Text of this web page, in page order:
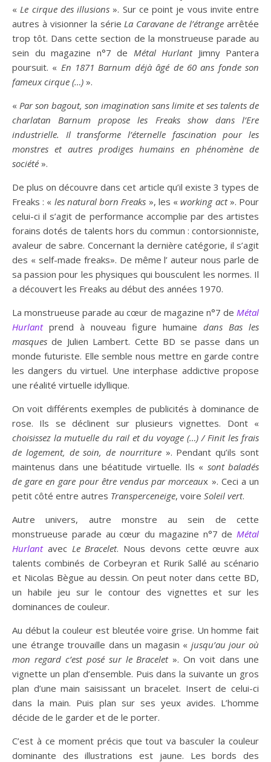
«Le cirque des illusions ». Sur ce point je vous invite entre
autres à visionner la sérieLa Caravane de l’étrange arrêtée
trop tôt. Dans cette section de la monstrueuse parade au
sein du magazine n°7 de MétalHurlantJimny Pantera
poursuit. « En 1871 Barnum déjàâgé de 60 ans fonde son
fameuxcirque (…) ».
« Par son bagout, son imagination sans limite etses talents de
charlatan Barnum propose les Freaks show dans l’Ere
industrielle. Il transforme l’éternelle fascination pourles
monstres et autres prodiges humains en phénomène de
société ».
De plus on découvre dans cet article qu’il existe 3 types de
Freaks : « les natural born Freaks », les «working act ». Pour
celui-ci il s’agit de performance accomplie par des artistes
forains dotés de talents hors du commun : contorsionniste,
avaleur de sabre. Concernant la dernière catégorie, il s’agit
des « self-made freaks». De même l’ auteur nous parle de
sa passion pour les physiques qui bousculent les normes. Il
a découvert les Freaks au début des années 1970.
La monstrueuse parade au cœur de magazine n°7 de Métal
Hurlant prend à nouveau figure humaine dans Bas les
masques de Julien Lambert. Cette BD se passe dans un
monde futuriste. Elle semble nous mettre en garde contre
les dangers du virtuel. Une interphase addictive propose
une réalité virtuelle idyllique.
On voit différents exemples de publicités à dominance de
rose. Ils se déclinent sur plusieurs vignettes. Dont «
choisissez la mutuelle du rail et du voyage (…)/Finitles frais
de logement, desoin, de nourriture». Pendant qu’ils sont
maintenus dans une béatitude virtuelle. Ils « sont baladés
de gare en gare pour être vendus par morceaux ». Ceci a un
petit côté entre autres Transperceneige, voire Soleil vert.
Autre univers, autre monstre au sein de cette
monstrueuse parade au cœur du magazine n°7 de Métal
Hurlantavec Le Bracelet. Nous devons cette œuvre aux
talents combinés de Corbeyran et Rurik Sallé au scénario
et Nicolas Bègue au dessin. On peut noter dans cette BD,
un habile jeu sur le contour des vignettes et sur les
dominances de couleur.
Au début la couleur est bleutée voire grise. Un homme fait
une étrange trouvaille dans un magasin « jusqu’au jour où
mon regard c’estposé sur le Bracelet». On voit dans une
vignette un plan d’ensemble. Puis dans la suivante un gros
plan d’une main saisissant un bracelet. Insert de celui-ci
dans la main. Puis plan sur ses yeux avides. L’homme
décide de le garder et de le porter.
C’est à ce moment précis que tout va basculer la couleur
dominante des illustrations est jaune. Les bords des